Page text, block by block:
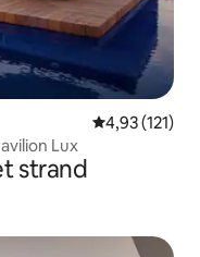
Gemiddelde
4,93 (121)
Lux
strand